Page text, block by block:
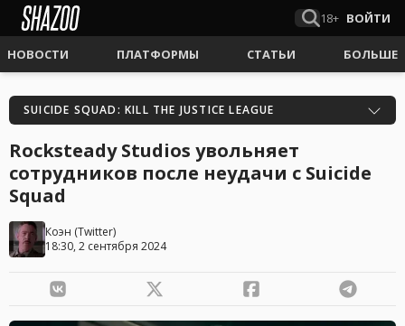
18+ ВОЙТИ
НОВОСТИ ПЛАТФОРМЫ СТАТЬИ БОЛЬШЕ
SUICIDE SQUAD: KILL THE JUSTICE LEAGUE
Rocksteady Studios увольняет
сотрудников после неудачи с Suicide
Squad
Коэн (Twitter)
18:30, 2 сентября 2024